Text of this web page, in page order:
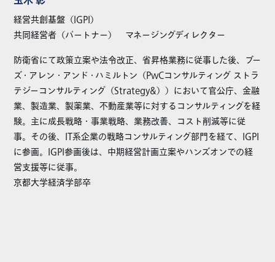
経営共創基盤（IGPI）
共同経営者（パートナー） マネージングディレクター
防衛省にて政策立案や法令改正、省昇格業務に従事した後、ブー
ズ・アレン・アンド・ハミルトン（PwCコンサルティング ストラ
テジーコンサルティング（Strategy&））において官公庁、金融
業、製造業、製薬業、不動産業等に対するコンサルティングを経
験。主に成長戦略・事業戦略、業務改善、コスト削減等に従
事。その後、IT系企業の戦略コンサルティング部門を経て、IGPI
に参画。IGPI参画後は、中期経営計画立案やハンズオンでの経
営支援等に従事。
京都大学経済学部卒